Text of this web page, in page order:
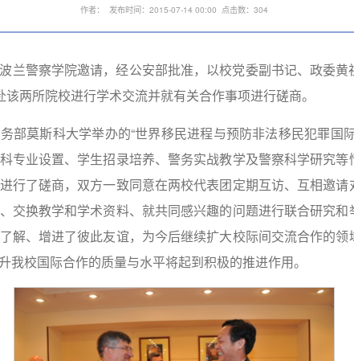
作者： 发布时间：2015-07-14 00:00 点击数： 304
兰警察学院邀请，经公安部批准，以校党委副书记、政委
两所院校进行学术交流并就有关合作事项进行磋商。
部莫斯科大学举办的“世界移民进程与预防非法移民犯罪国
专业设置、学生招录培养、警务实战教学及警察科学研究
行了磋商，双方一致同意在两校代表团定期互访、互相邀
交换教学和学术资料、就共同感兴趣的问题进行联合研究
解、增进了彼此友谊，为今后继续扩大校际间交流合作的
我校国际合作的质量与水平将起到积极的推进作用。